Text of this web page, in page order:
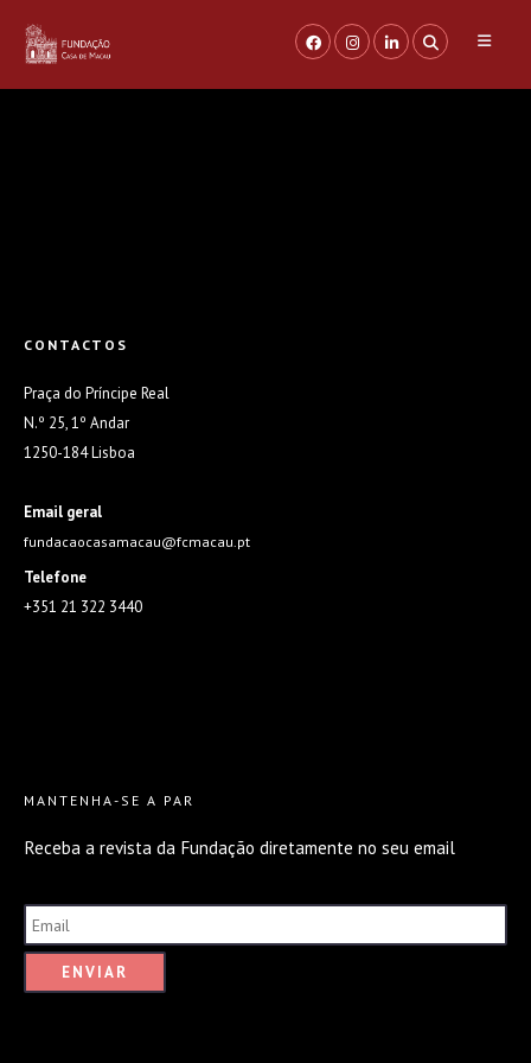
Saltar
para
o
CONTACTOS
Praça do Príncipe Real
N.º 25, 1º Andar
1250-184 Lisboa
Email geral
fundacaocasamacau@fcmacau.pt
Telefone
+351 21 322 3440
MANTENHA-SE A PAR
Receba a revista da Fundação diretamente no seu email